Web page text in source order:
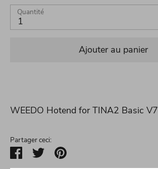
Quantité
1
Ajouter au panier
WEEDO Hotend for TINA2 Basic V7
Partager ceci:
PartagerTweeterÉpingler